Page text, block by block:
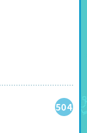
504